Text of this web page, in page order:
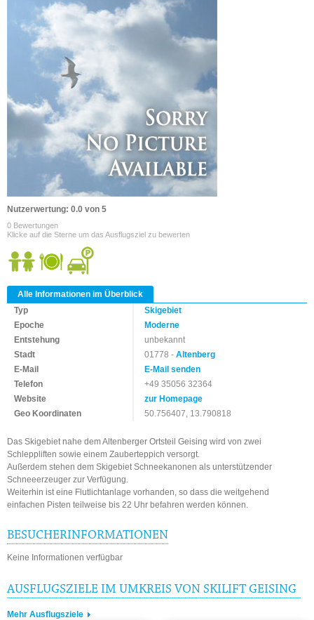
Nutzerwertung: 0.0 von 5
0 Bewertungen
Klicke auf die Sterne um das Ausflugsziel zu bewerten
Alle Informationen im Überblick
Typ
Skigebiet
Epoche
Moderne
Entstehung
unbekannt
Stadt
01778 -Altenberg
E-Mail
E-Mail senden
Telefon
+49 35056 32364
Website
zur Homepage
Geo Koordinaten
50.756407, 13.790818
Das Skigebiet nahe dem Altenberger Ortsteil Geising wird von zwei
Schleppliften sowie einem Zauberteppich versorgt.
Außerdem stehen dem Skigebiet Schneekanonen als unterstützender
Schneeerzeuger zur Verfügung.
Weiterhin ist eine Flutlichtanlage vorhanden, so dass die weitgehend
einfachen Pisten teilweise bis 22 Uhr befahren werden können.
BESUCHERINFORMATIONEN
Keine Informationen verfügbar
AUSFLUGSZIELE IM UMKREIS VON SKILIFT GEISING
Mehr Ausflugsziele